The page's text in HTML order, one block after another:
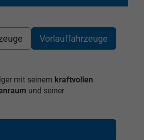
Vorlauffahrzeuge
mit seinem kraftvollen
und seiner